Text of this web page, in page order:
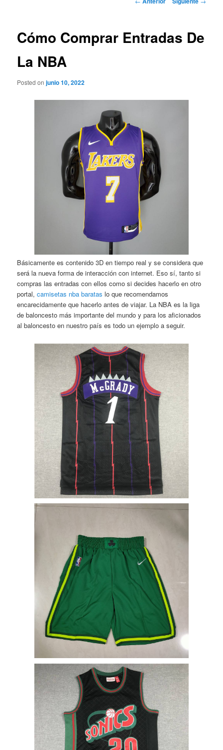
Cómo Comprar Entradas De
La NBA
Posted onjunio 10, 2022
Básicamente es contenido 3D en tiempo real y se considera que
será la nueva forma de interacción con internet. Eso sí, tanto si
compras las entradas con ellos como si decides hacerlo en otro
portal,camisetas nba baratas lo que recomendamos
encarecidamente que hacerlo antes de viajar. La NBA es la liga
de baloncesto más importante del mundo y para los aficionados
al baloncesto en nuestro país es todo un ejemplo a seguir.